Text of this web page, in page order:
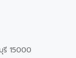
รี 15000